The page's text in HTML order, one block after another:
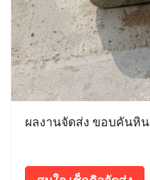
ผลงานจัดส่ง ขอบคันหิน